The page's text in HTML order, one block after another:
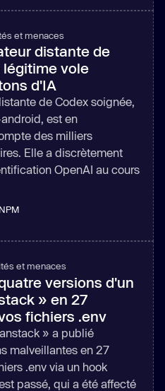
et menaces
distante de
vole
d'IA
de Codex soignée,
est en
des milliers
Elle a discrètement
OpenAI au cours
NPM
et menaces
versions d'un
» en 27
fichiers .env
» a publié
malveillantes en 27
.env via un hook
passé, qui a été affecté